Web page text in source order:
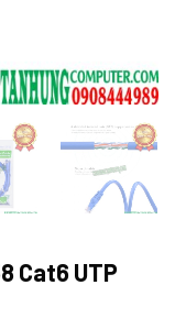
Cat6 UTP